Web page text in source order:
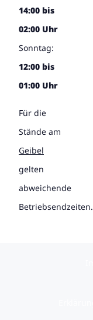
14:00 bis
02:00 Uhr
Sonntag:
12:00 bis
01:00 Uhr
Für die
Stände am
Geibel
gelten
abweichende
Betriebsendzeiten.